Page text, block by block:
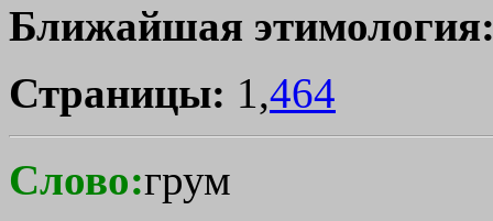
Ближайшая
Страницы: 1,464
Слово:грум